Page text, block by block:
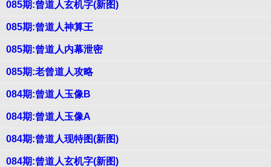
085期:曾道人玄机字(新图)
085期:曾道人神算王
085期:曾道人内幕泄密
085期:老曾道人攻略
084期:曾道人玉像B
084期:曾道人玉像A
084期:曾道人现特图(新图)
084期:曾道人玄机字(新图)